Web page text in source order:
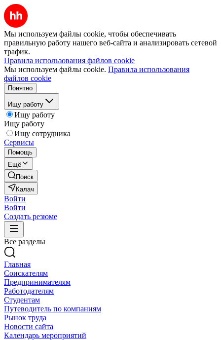
Мы используем файлы cookie, чтобы обеспечивать
правильную работу нашего веб-сайта и анализировать сетевой
трафик.
Правила использования файлов cookie
Мы используем файлы cookie. Правила использования
файлов cookie
Понятно
Ищу работу
Ищу работу
Ищу работу
Ищу сотрудника
Сервисы
Помощь
Ещё
Поиск
Калач
Войти
Войти
Создать резюме
Все разделы
Главная
Соискателям
Предпринимателям
Работодателям
Студентам
Путеводитель по компаниям
Рынок труда
Новости сайта
Календарь мероприятий